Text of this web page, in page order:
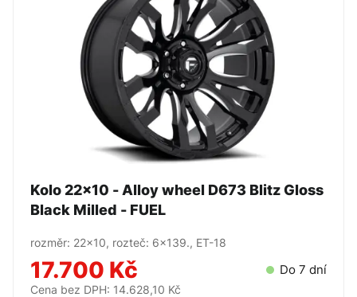
Kolo 22x10 - Alloy wheel D673 Blitz Gloss
rozměr: 22x10, rozteč: 6x139., ET-18
17.700 Kč Do 7 dní
Cena bez DPH: 14.628,10 Kč